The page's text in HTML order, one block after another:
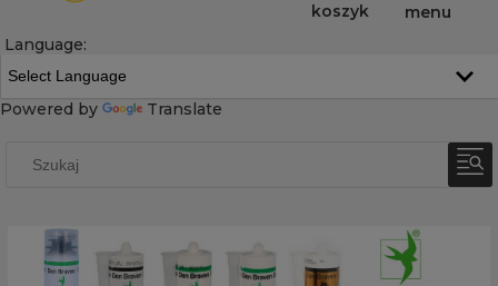
koszyk
menu
Language:
Powered by Translate